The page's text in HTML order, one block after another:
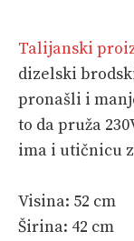
Talijanski
dizelski
pronašli i
to da pruža
ima i utičnicu
Visina: 52 cm
Širina: 42 cm